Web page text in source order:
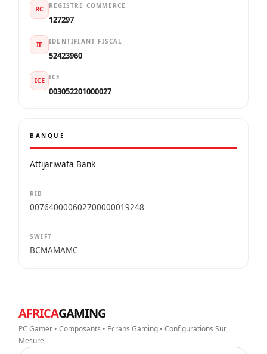
RC REGISTRE COMMERCE
127297
IF IDENTIFIANT FISCAL
52423960
ICE ICE
003052201000027
BANQUE
Attijariwafa Bank
RIB
007640000602700000019248
SWIFT
BCMAMAMC
AFRICAGAMING
PC Gamer • Composants • Écrans Gaming • Configurations Sur
Mesure